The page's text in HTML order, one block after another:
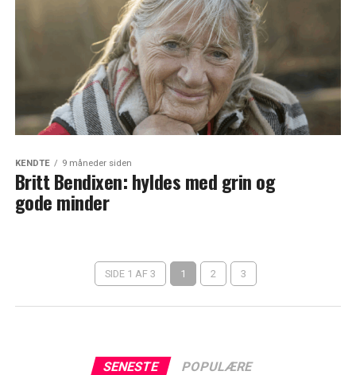
KENDTE 9 måneder siden
Britt Bendixen: hyldes med grin og
gode minder
SIDE 1 AF 3 1 2 3
SENESTE POPULÆRE